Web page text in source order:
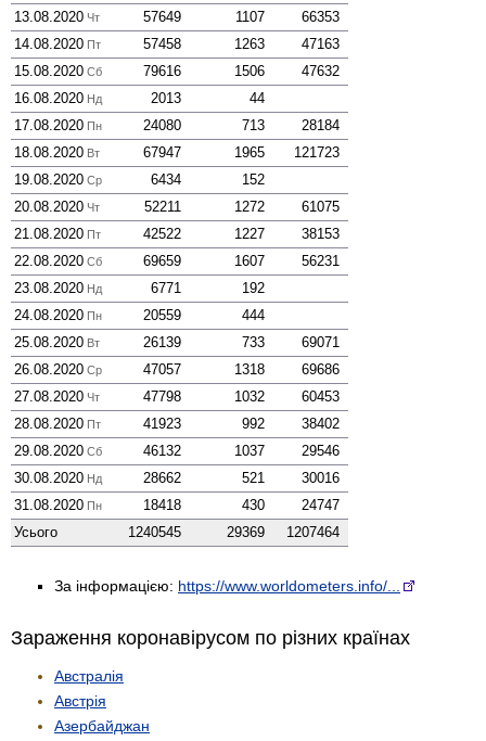
13.08.2020 Чт 57649 1107
66353
14.08.2020 Пт 57458 1263
47163
15.08.2020 Сб 79616 1506
47632
16.08.2020 Нд 2013
44
17.08.2020 Пн 24080 713
28184
18.08.2020 Вт 67947 1965
121723
19.08.2020 Ср 6434
152
20.08.2020 Чт 52211 1272
61075
21.08.2020 Пт 42522 1227
38153
22.08.2020 Сб 69659 1607
56231
23.08.2020 Нд 6771
192
24.08.2020 Пн 20559
444
25.08.2020 Вт 26139 733
69071
26.08.2020 Ср 47057 1318
69686
27.08.2020 Чт 47798 1032
60453
28.08.2020 Пт 41923 992
38402
29.08.2020 Сб 46132 1037
29546
30.08.2020 Нд 28662 521
30016
31.08.2020 Пн 18418 430
24747
Усього
1240545 29369 1207464
За інформацією: https://www.worldometers.info/...
Зараження коронавірусом по різних країнах
Австралія
Австрія
Азербайджан